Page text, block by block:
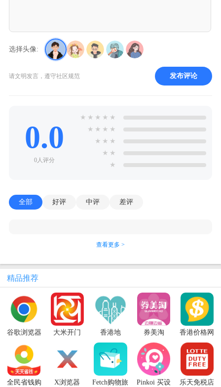
选择头像:
请文明发言，遵守社区规范 发布评论
0.0
0人评分
★ ★ ★ ★ ★
★ ★ ★ ★
★ ★ ★
★ ★
★
全部 好评 中评 差评
查看更多 >
精品推荐
谷歌浏览器
大米开门
香港地
HKDay
券美淘
香港价格网
price app最
新版
全民省钱购 X浏览器
Fetch购物旅
Pinkoi 买设
乐天免税店